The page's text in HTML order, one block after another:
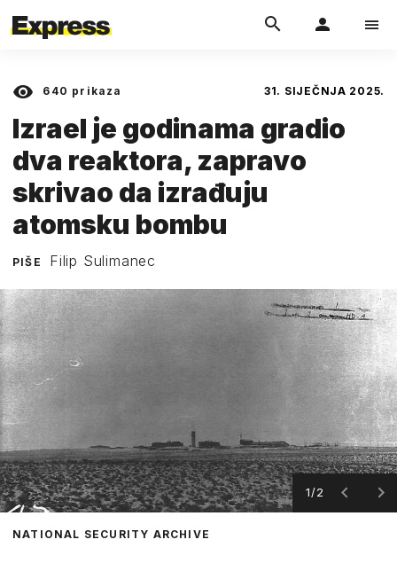
640 prikaza 31. SIJEČNJA 2025.
Izrael je godinama gradio
dva reaktora, zapravo
skrivao da izrađuju
atomsku bombu
PIŠE Filip Sulimanec
1/2
NATIONAL SECURITY ARCHIVE